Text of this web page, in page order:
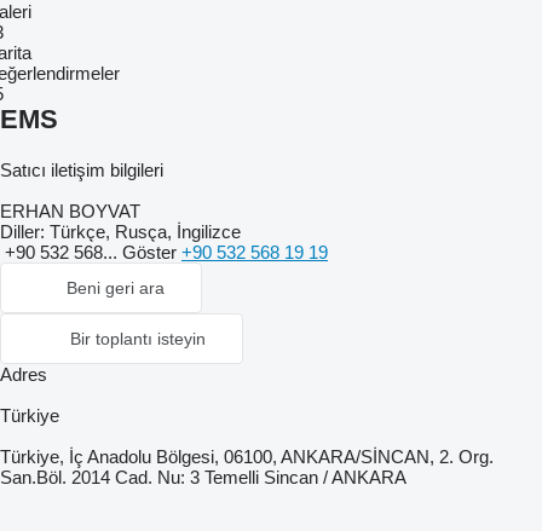
EMS
Satıcı iletişim bilgileri
ERHAN BOYVAT
Diller: Türkçe, Rusça, İngilizce
+90 532 568... Göster +90 532 568 19 19
Beni geri ara
Bir toplantı isteyin
Adres
Türkiye
Türkiye, İç Anadolu Bölgesi, 06100, ANKARA/SİNCAN, 2. Org.
San.Böl. 2014 Cad. Nu: 3 Temelli Sincan / ANKARA